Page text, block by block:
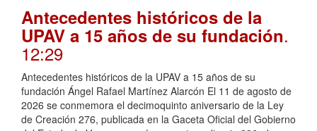
Antecedentes históricos de la
UPAV a 15 años de su fundación.
12:29
Antecedentes históricos de la UPAV a 15 años de su
fundación Ángel Rafael Martínez Alarcón El 11 de agosto de
2026 se conmemora el decimoquinto aniversario de la Ley
de Creación 276, publicada en la Gaceta Oficial del Gobierno